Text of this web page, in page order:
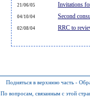
21/06/05 Invitations
04/10/04 Second
02/08/04 RRC to
Подняться в верхнюю часть -
По вопросам, связанным с этой